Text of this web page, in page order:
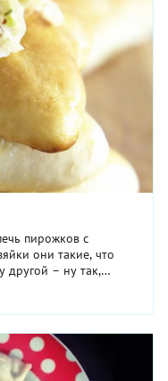
творогом, щедро
или просто
пирожков с
другой – ну так,